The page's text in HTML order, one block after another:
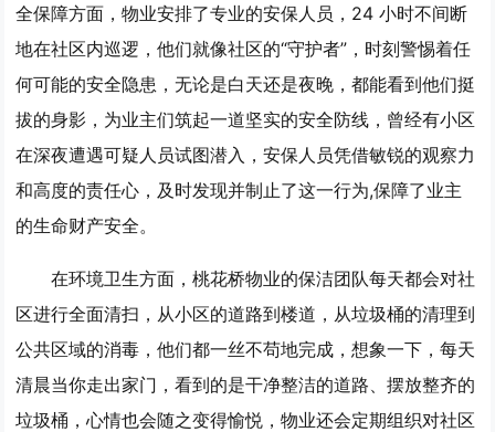
全保障方面，物业安排了专业的安保人员，24 小时不间断
地在社区内巡逻，他们就像社区的“守护者”，时刻警惕着任
何可能的安全隐患，无论是白天还是夜晚，都能看到他们挺
拔的身影，为业主们筑起一道坚实的安全防线，曾经有小区
在深夜遭遇可疑人员试图潜入，安保人员凭借敏锐的观察力
和高度的责任心，及时发现并制止了这一行为,保障了业主
的生命财产安全。
在环境卫生方面，桃花桥物业的保洁团队每天都会对社
区进行全面清扫，从小区的道路到楼道，从垃圾桶的清理到
公共区域的消毒，他们都一丝不苟地完成，想象一下，每天
清晨当你走出家门，看到的是干净整洁的道路、摆放整齐的
垃圾桶，心情也会随之变得愉悦，物业还会定期组织对社区